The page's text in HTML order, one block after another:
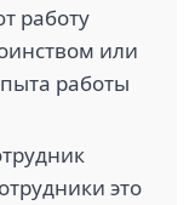
работу
или
работы
это